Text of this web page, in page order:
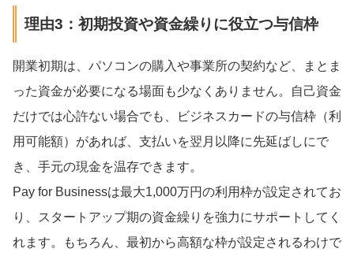
理由3：初期投資や資金繰りに役立つ与信枠
開業初期は、パソコンの購入や事業所の契約など、まとま
った資金が必要になる場面も少なくありません。自己資金
だけでは心許ない場合でも、ビジネスカードの与信枠（利
用可能額）があれば、支払いを翌月以降に先延ばしにで
き、手元の現金を温存できます。
Pay for Businessは最大1,000万円の利用枠が設定されてお
り、スタートアップ期の資金繰りを強力にサポートしてく
れます。もちろん、最初から高額な枠が設定されるわけで